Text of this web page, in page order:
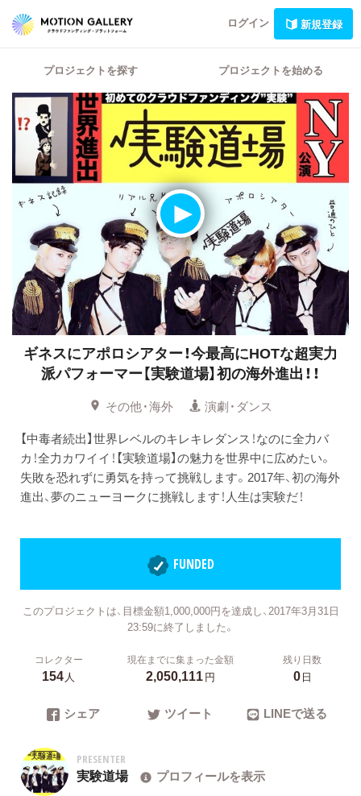
ログイン 新規登録
プロジェクトを探す プロジェクトを始める
ギネスにアポロシアター！今最高にHOTな超実力
派パフォーマー【実験道場】初の海外進出！！
その他・海外
演劇・ダンス
【中毒者続出】世界レベルのキレキレダンス！なのに全力バ
カ！全力カワイイ！【実験道場】の魅力を世界中に広めたい。
失敗を恐れずに勇気を持って挑戦します。2017年、初の海外
進出、夢のニューヨークに挑戦します！人生は実験だ！
FUNDED
このプロジェクトは、目標金額1,000,000円を達成し、2017年3月31日
23:59に終了しました。
コレクター
154人
現在までに集まった金額
2,050,111円
残り日数
0日
シェア ツイート LINEで送る
PRESENTER
実験道場 プロフィールを表示